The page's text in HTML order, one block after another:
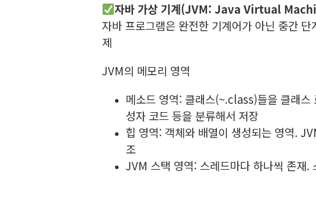
자바 가상 기계(JVM: Java Virtual
자바 프로그램은 완전한 기계어가 아닌 중간
제
JVM의 메모리 영역
메소드 영역: 클래스(~.class)들을 클래스
성자 코드 등을 분류해서 저장
힙 영역: 객체와 배열이 생성되는 영역.
조
JVM 스택 영역: 스레드마다 하나씩 존재